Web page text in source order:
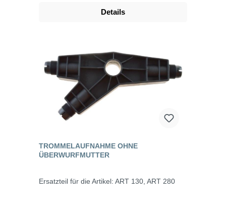
Details
TROMMELAUFNAHME OHNE
ÜBERWURFMUTTER
Ersatzteil für die Artikel: ART 130, ART 280